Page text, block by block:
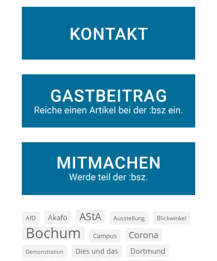
AfD Akafö AStA Ausstellung Blickwinkel
Bochum Campus Corona
Demonstration Diës und das Dortmund